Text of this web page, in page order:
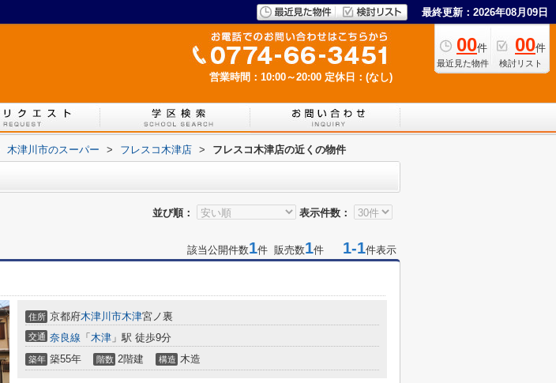
最終更新：2026年08月09日
00件
最近見た物件
00件
検討リスト
営業時間：10:00～20:00 定休日：(なし)
木津川市のスーパー > フレスコ木津店 > フレスコ木津店の近くの物件
並び順： 表示件数：
該当公開件数1件 販売数1件 1-1件表示
住所 京都府木津川市木津宮ノ裏
交通 奈良線 「 木津 」駅 徒歩9分
築年 築55年 階数 2階建 構造 木造